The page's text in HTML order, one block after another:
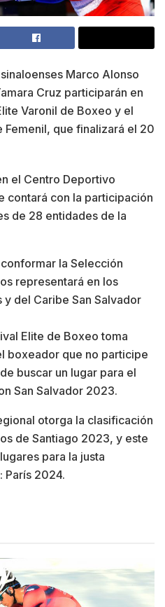
sinaloenses Marco Alonso
Cruz participarán en
Varonil de Boxeo y el
Femenil, que finalizará el 20
el Centro Deportivo
contará con la participación
de 28 entidades de la
la Selección
representará en los
del Caribe San Salvador
Elite de Boxeo toma
boxeador que no participe
buscar un lugar para el
San Salvador 2023.
otorga la clasificación
de Santiago 2023, y este
para la justa
París 2024.